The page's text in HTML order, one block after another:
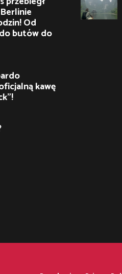
Od
butów do
kawę